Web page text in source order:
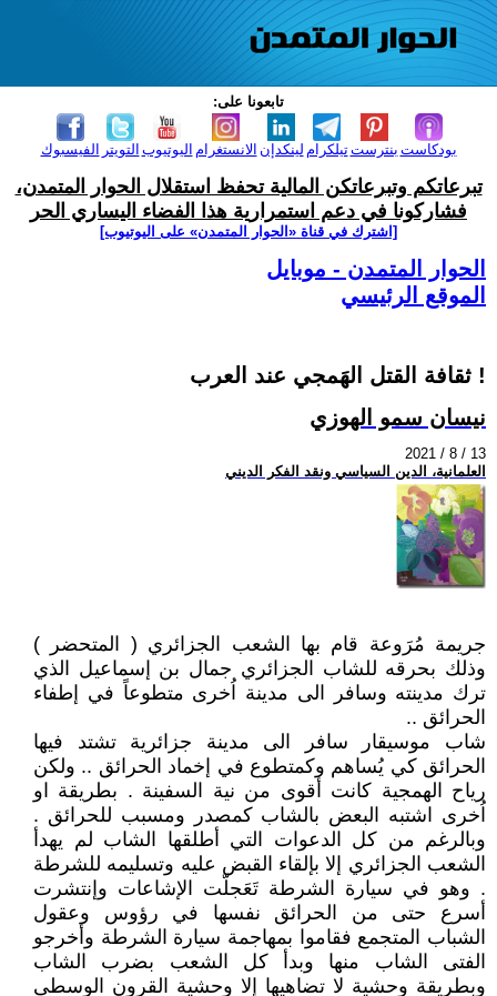
تابعونا على:
الفيسبوك التويتر اليوتيوب الانستغرام لينكدإن تيلكرامبنترست بودكاست
تبرعاتكم وتبرعاتكن المالية تحفظ استقلال الحوار المتمدن،
فشاركونا في دعم استمرارية هذا الفضاء اليساري الحر
[اشترك في قناة ‫«الحوار المتمدن» على اليوتيوب]
الحوار المتمدن - موبايل
الموقع الرئيسي
ثقافة القتل الهَمجي عند العرب !
نيسان سمو الهوزي
2021 / 8 / 13
العلمانية، الدين السياسي ونقد الفكر الديني
جريمة مُرَوعة قام بها الشعب الجزائري ( المتحضر )
وذلك بحرقه للشاب الجزائري جمال بن إسماعيل الذي
ترك مدينته وسافر الى مدينة اُخرى متطوعاً في إطفاء
الحرائق ..
شاب موسيقار سافر الى مدينة جزائرية تشتد فيها
الحرائق كي يُساهم وكمتطوع في إخماد الحرائق .. ولكن
رياح الهمجية كانت أقوى من نية السفينة . بطريقة او
اُخرى اشتبه البعض بالشاب كمصدر ومسبب للحرائق .
وبالرغم من كل الدعوات التي أطلقها الشاب لم يهدأ
الشعب الجزائري إلا بإلقاء القبض عليه وتسليمه للشرطة
. وهو في سيارة الشرطة تَعَجلّت الإشاعات وإنتشرت
أسرع حتى من الحرائق نفسها في رؤوس وعقول
الشباب المتجمع فقاموا بمهاجمة سيارة الشرطة وأخرجو
الفتى الشاب منها وبدأ كل الشعب بضرب الشاب
وبطريقة وحشية لا تضاهيها إلا وحشية القرون الوسطى